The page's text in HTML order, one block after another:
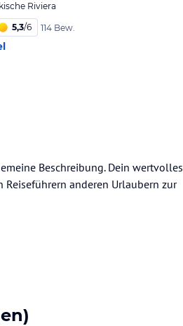
Riviera
5,3/6 114 Bew.
Beschreibung. Dein wertvolles
anderen Urlaubern zur